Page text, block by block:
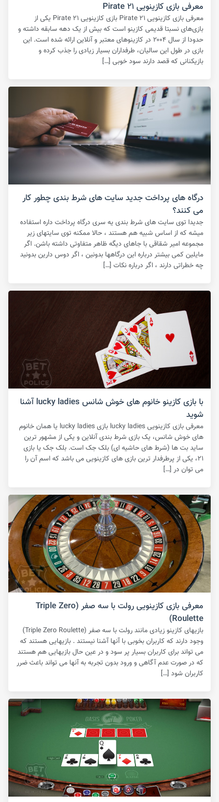
معرفی بازی کازینویی Pirate ۲۱
معرفی بازی کازینویی Pirate ۲۱ بازی کازینویی Pirate ۲۱ یکی از
بازی‌های نسبتا قدیمی کازینو است که بیش از یک دهه سابقه داشته و
حدودا از سال ۲۰۰۴ در کازینوهای معتبر و آنلاین ارائه شده است. این
بازی در طول این سالیان، طرفداران بسیار زیادی را جذب کرده و
بازیکنانی که قصد دارند سود خوبی […]
درگاه های پرداخت جدید سایت های شرط بندی چطور کار
می کنند؟
جدیدا توی سایت های شرط بندی یه سری درگاه پرداخت داره استفاده
میشه که از اساس شبیه هم هستند ، حالا ممکنه توی سایتهای زیر
مجموعه امیر شقاقی با جاهای دیگه ظاهر متفاوتی داشته باشن. اگر
مایلین کمی بیشتر درباره این درگاهها بدونین ، اگر دوس دارین بدونید
چه خطراتی دارند ، اگر درباره نکات […]
با بازی کازینو خانوم های خوش شانس lucky ladies آشنا
شوید
معرفی بازی کازینویی lucky ladies بازی lucky ladies یا همان خانوم
های خوش شانس، یک بازی شرط بندی آنلاین و یکی از مشهور ترین
ساید بت ها (شرط های حاشیه ای) بلک جک است‌. بلک جک یا بازی
۲۱، یکی از پرطرفدار ترین بازی های کازینویی می باشد که اسم آن را
می توان در […]
معرفی بازی کازینویی رولت با سه صفر (Triple Zero
Roulette)
بازیهای کازینو زیادی مانند رولت با سه صفر (Triple Zero Roulette)
وجود دارند که کاربران بخوبی با آنها آشنا نیستند . بازیهایی هستند که
می تواند برای کاربران بسیار پر سود و در عین حال بازیهایی هم هستند
که در صورت عدم آگاهی و ورود بدون تجربه به آنها می تواند باعث ضرر
کاربران شود […]